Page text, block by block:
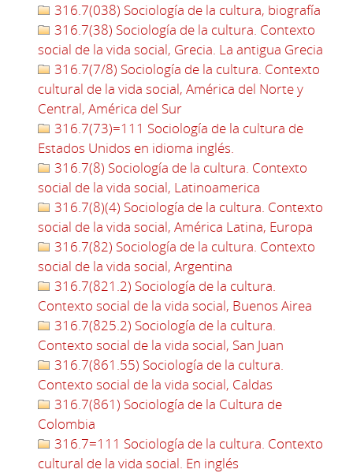
316.7(038) Sociología de la cultura, biografía
316.7(38) Sociología de la cultura. Contexto
social de la vida social, Grecia. La antigua Grecia
316.7(7/8) Sociología de la cultura. Contexto
cultural de la vida social, América del Norte y
Central, América del Sur
316.7(73)=111 Sociología de la cultura de
Estados Unidos en idioma inglés.
316.7(8) Sociología de la cultura. Contexto
social de la vida social, Latinoamerica
316.7(8)(4) Sociología de la cultura. Contexto
social de la vida social, América Latina, Europa
316.7(82) Sociología de la cultura. Contexto
social de la vida social, Argentina
316.7(821.2) Sociología de la cultura.
Contexto social de la vida social, Buenos Airea
316.7(825.2) Sociología de la cultura.
Contexto social de la vida social, San Juan
316.7(861.55) Sociología de la cultura.
Contexto social de la vida social, Caldas
316.7(861) Sociología de la Cultura de
Colombia
316.7=111 Sociología de la cultura. Contexto
cultural de la vida social. En inglés